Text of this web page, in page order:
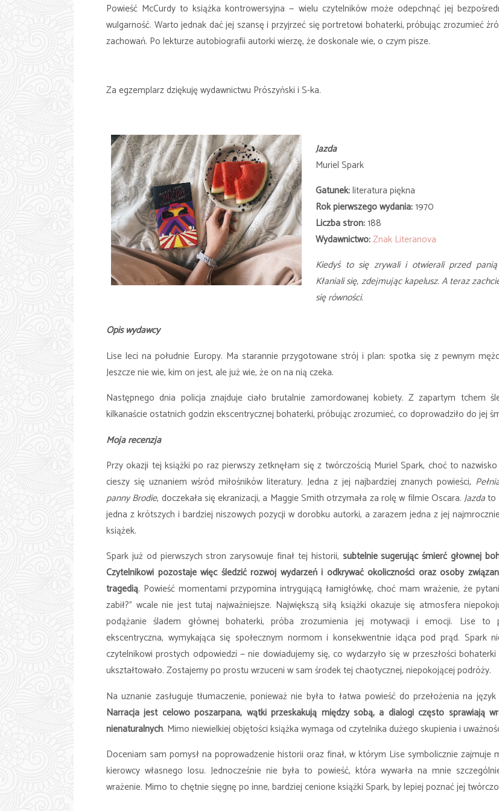
Powieść McCurdy to książka kontrowersyjna — wielu czytelników może odepchnąć jej
wulgarność. Warto jednak dać jej szansę i przyjrzeć się portretowi bohaterki, próbując zrozumieć
zachowań. Po lekturze autobiografii autorki wierzę, że doskonale wie, o czym pisze.
Za egzemplarz dziękuję wydawnictwu Prószyński i S-ka.
Jazda
Muriel Spark
Gatunek:literatura piękna
Rok pierwszego wydania:1970
Liczba stron:188
Wydawnictwo:Znak Literanova
Kiedyś to się zrywali i otwierali przed panią
Kłaniali się, zdejmując kapelusz. A teraz
się równości.
Opis wydawcy
Lise leci na południe Europy. Ma starannie przygotowane strój i plan: spotka się z pewnym
Jeszcze nie wie, kim on jest, ale już wie, że on na nią czeka.
Następnego dnia policja znajduje ciało brutalnie zamordowanej kobiety. Z zapartym tchem
kilkanaście ostatnich godzin ekscentrycznej bohaterki, próbując zrozumieć, co doprowadziło do jej
Moja recenzja
Przy okazji tej książki po raz pierwszy zetknęłam się z twórczością Muriel Spark, choć to
cieszy się uznaniem wśród miłośników literatury. Jedna z jej najbardziej znanych powieści,
panny Brodie, doczekała się ekranizacji, a Maggie Smith otrzymała za rolę w filmie Oscara.Jazdato
jedna z krótszych i bardziej niszowych pozycji w dorobku autorki, a zarazem jedna z jej
książek.
Spark już od pierwszych stron zarysowuje finał tej historii, subtelnie sugerując śmierć głównej
Czytelnikowi pozostaje więc śledzić rozwój wydarzeń i odkrywać okoliczności oraz osoby
tragedią. Powieść momentami przypomina intrygującą łamigłówkę, choć mam wrażenie, że
zabił?” wcale nie jest tutaj najważniejsze. Największą siłą książki okazuje się atmosfera
podążanie śladem głównej bohaterki, próba zrozumienia jej motywacji i emocji. Lise to
ekscentryczna, wymykająca się społecznym normom i konsekwentnie idąca pod prąd. Spark
czytelnikowi prostych odpowiedzi — nie dowiadujemy się, co wydarzyło się w przeszłości
ukształtowało. Zostajemy po prostu wrzuceni w sam środek tej chaotycznej, niepokojącej podróży.
Na uznanie zasługuje tłumaczenie, ponieważ nie była to łatwa powieść do przełożenia na język
Narracja jest celowo poszarpana, wątki przeskakują między sobą, a dialogi często sprawiają
nienaturalnych. Mimo niewielkiej objętości książka wymaga od czytelnika dużego skupienia i
Doceniam sam pomysł na poprowadzenie historii oraz finał, w którym Lise symbolicznie zajmuje
kierowcy własnego losu. Jednocześnie nie była to powieść, która wywarła na mnie
wrażenie. Mimo to chętnie sięgnę po inne, bardziej cenione książki Spark, by lepiej poznać jej